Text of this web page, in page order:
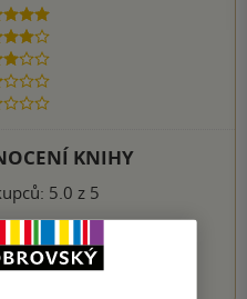
5 hvězdiček
4 hvězdičky
hvězdičky
KNIHY
5.0 z 5